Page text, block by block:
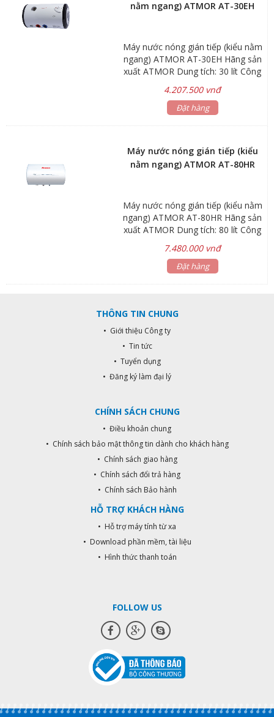
chứa 5 năm
nằm ngang) ATMOR AT-30EH
Máy nước nóng gián tiếp (kiểu nằm
ngang) ATMOR AT-30EH Hãng sản
xuất ATMOR Dung tích: 30 lít Công
Min 0.05Mpa Max 0.80Mpa Kích
thước: Ø340x650mm Trọng lượng:
phèn *Gía đã bao gồm dây cấp
nước inox 40cm Bảo hành: Linh
kiện điện tử 1 năm Bình chứa 5
4.207.500 vnđ
Đặt hàng
Máy nước nóng gián tiếp (kiểu
nằm ngang) ATMOR AT-80HR
Máy nước nóng gián tiếp (kiểu nằm
ngang) ATMOR AT-80HR Hãng sản
xuất ATMOR Dung tích: 80 lít Công
Min 0.05Mpa Max 0.80Mpa Kích
thước: Ø410 x 918mm Trọng lượng:
hành: Linh kiện điện tử 1 năm Bình
chứa 5 năm
7.480.000 vnđ
Đặt hàng
THÔNG TIN CHUNG
• Giới thiệu Công ty
• Tin tức
• Tuyển dụng
• Đăng ký làm đại lý
CHÍNH SÁCH CHUNG
• Điều khoản chung
• Chính sách bảo mật thông tin dành cho khách hàng
• Chính sách giao hàng
• Chính sách đổi trả hàng
• Chính sách Bảo hành
HỖ TRỢ KHÁCH HÀNG
• Hỗ trợ máy tính từ xa
• Download phần mềm, tài liệu
• Hình thức thanh toán
FOLLOW US